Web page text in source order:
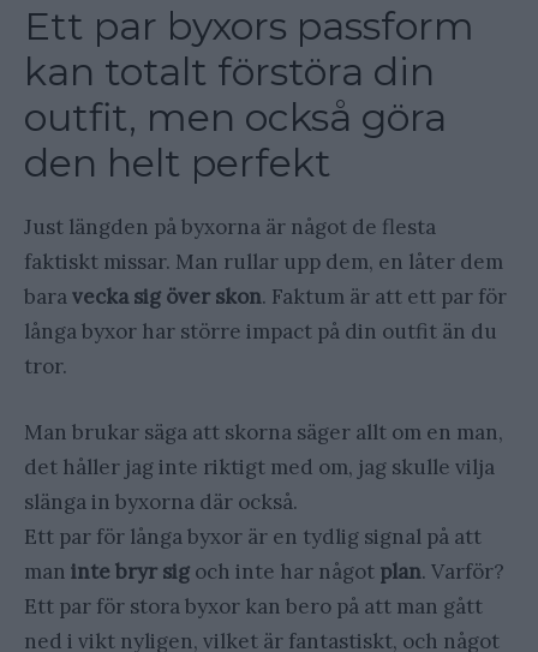
Ett par byxors passform
kan totalt förstöra din
outfit, men också göra
den helt perfekt
Just längden på byxorna är något de flesta
faktiskt missar. Man rullar upp dem, en låter dem
baravecka sig över skon. Faktum är att ett par för
långa byxor har större impact på din outfit än du
tror.
Man brukar säga att skorna säger allt om en man,
det håller jag inte riktigt med om, jag skulle vilja
slänga in byxorna där också.
Ett par för långa byxor är en tydlig signal på att
man inte bryr sig och inte har något plan. Varför?
Ett par för stora byxor kan bero på att man gått
ned i vikt nyligen, vilket är fantastiskt, och något